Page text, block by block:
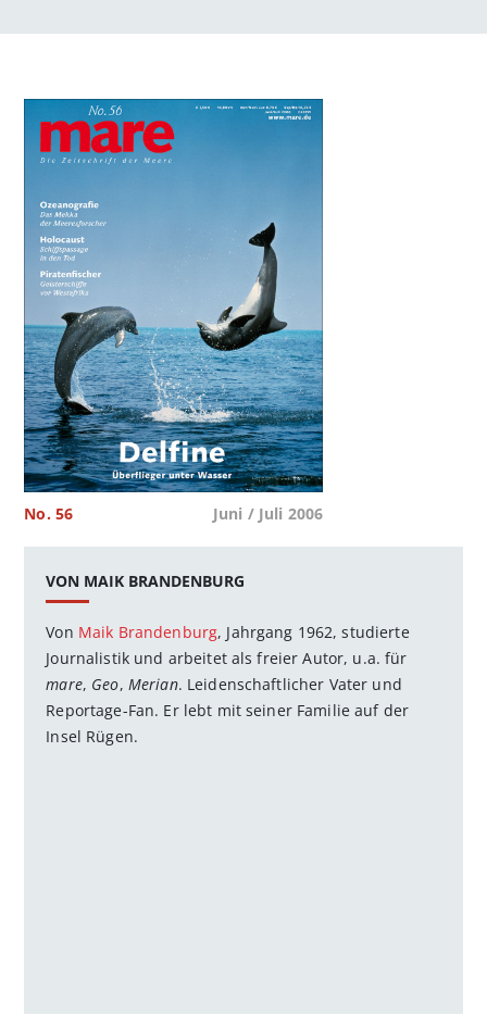
No. 56 Juni / Juli 2006
VON MAIK BRANDENBURG
Von Maik Brandenburg, Jahrgang 1962, studierte
Journalistik und arbeitet als freier Autor, u.a. für
mare, Geo, Merian. Leidenschaftlicher Vater und
Reportage-Fan. Er lebt mit seiner Familie auf der
Insel Rügen.